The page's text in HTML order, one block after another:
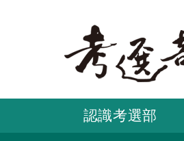
要
容
認識考選部